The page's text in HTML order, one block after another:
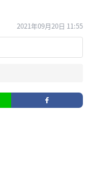
2021年09月20日 11:55